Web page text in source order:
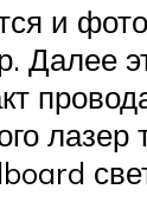
и